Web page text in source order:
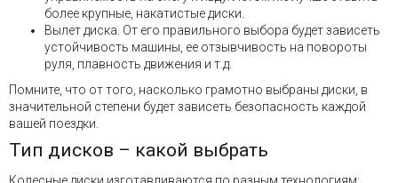
более крупные, накатистые диски.
Вылет диска. От его правильного выбора будет зависеть
устойчивость машины, ее отзывчивость на повороты
руля, плавность движения и т.д.
Помните, что от того, насколько грамотно выбраны диски, в
значительной степени будет зависеть безопасность каждой
вашей поездки.
Тип дисков – какой выбрать